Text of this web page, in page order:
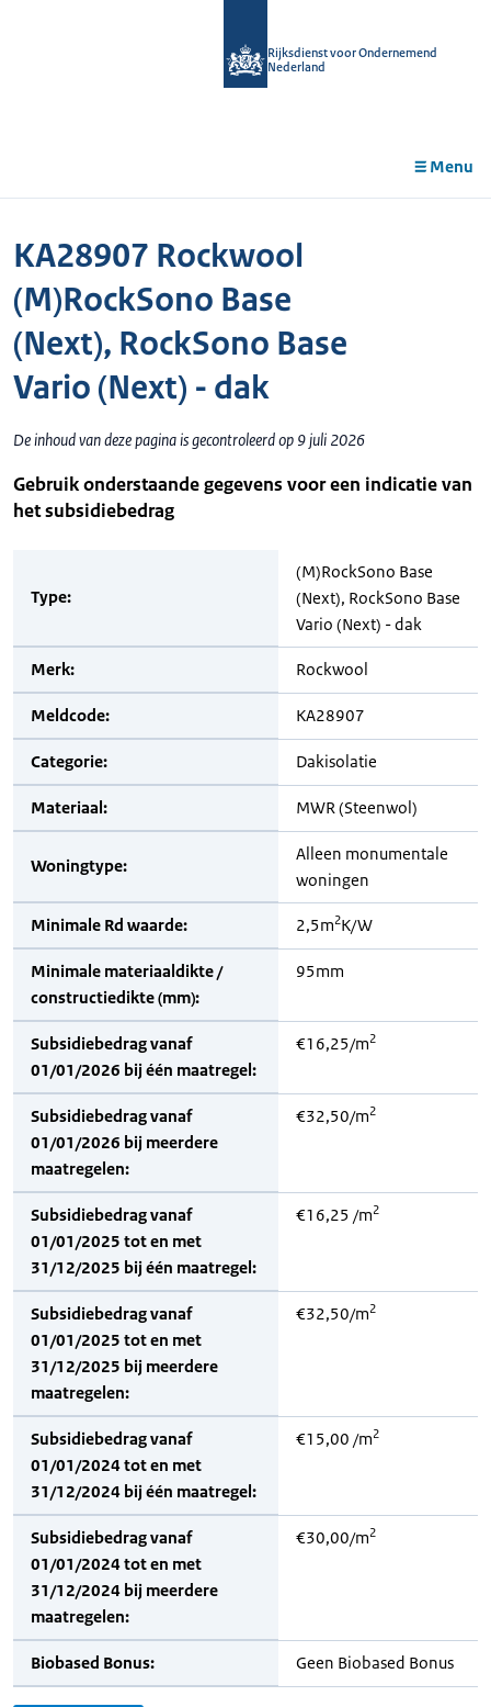
Rijksdienst voor Ondernemend
Nederland
Menu
KA28907 Rockwool
(M)RockSono Base
(Next), RockSono Base
Vario (Next) - dak
De inhoud van deze pagina is gecontroleerd op 9 juli 2026
Gebruik onderstaande gegevens voor een indicatie van
het subsidiebedrag
Type:
(M)RockSono Base
(Next), RockSono Base
Vario (Next) - dak
Merk: Rockwool
Meldcode: KA28907
Categorie: Dakisolatie
Materiaal: MWR (Steenwol)
Woningtype:
Alleen monumentale
woningen
Minimale Rd waarde: 2,5m2K/W
Minimale materiaaldikte /
constructiedikte (mm):
95mm
Subsidiebedrag vanaf
01/01/2026 bij één maatregel:
€16,25/m2
Subsidiebedrag vanaf
01/01/2026 bij meerdere
maatregelen:
€32,50/m2
Subsidiebedrag vanaf
01/01/2025 tot en met
31/12/2025 bij één maatregel:
€16,25 /m2
Subsidiebedrag vanaf
01/01/2025 tot en met
31/12/2025 bij meerdere
maatregelen:
€32,50/m2
Subsidiebedrag vanaf
01/01/2024 tot en met
31/12/2024 bij één maatregel:
€15,00 /m2
Subsidiebedrag vanaf
01/01/2024 tot en met
31/12/2024 bij meerdere
maatregelen:
€30,00/m2
Biobased Bonus: Geen Biobased Bonus